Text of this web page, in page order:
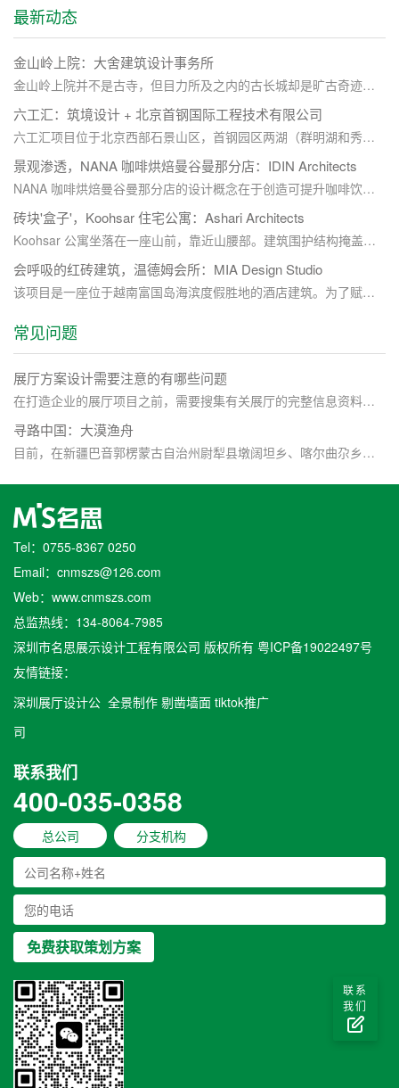
最新动态
金山岭上院：大舍建筑设计事务所
金山岭上院并不是古寺，但目力所及之内的古长城却是旷古奇迹。上院的出现为这一片山谷建立了新的时间点。一个轻盈、轻触地面的禅堂（阿兰若），纤细轻薄的结构拉开了新建物与古长城之间的时间距离，也再次因为人类的建造活动定位了这一片山谷的时间性。上院本身也试图从上层入口庭院至下部开敞禅堂通过氛围以及空间的开合建立一种内部的时间性。新的建造既要与古长城去时空对话，也要能契合这山谷的地形地貌和荒野气质。
六工汇：筑境设计 + 北京首钢国际工程技术有限公司
六工汇项目位于北京西部石景山区，首钢园区两湖（群明湖和秀池）片区中部，总建筑面积223753平方米。这里因服务2022年冬奥会而享誉海内外，谷爱凌和苏翊鸣就是在这里创造了历史，实现了中国在大跳台上的伟大突破。如今已步入后奥运时代，首钢的城市更新仍在继续，六工汇就是在这样的时空背景下诞生出来。今年6月18日，六工汇购物广场盛大开业。关联商办地块已经相继成功交付运营，标志着首钢的更新发展从“体育+”全面进入“城市+”的崭新阶段。
景观渗透，NANA 咖啡烘焙曼谷曼那分店：IDIN Architects
NANA 咖啡烘焙曼谷曼那分店的设计概念在于创造可提升咖啡饮用体验的空间，让咖啡成为人们的关注焦点。项目采用简化表达的建筑形式，通过将建筑空间与景观的和谐结合，营造出一种郁郁葱葱的环境氛围，继而将游客的注意力从熙熙攘攘的高速公路上引开并转移到咖啡上。
砖块'盒子'，Koohsar 住宅公寓：Ashari Architects
Koohsar 公寓坐落在一座山前，靠近山腰部。建筑围护结构掩盖了部分山景，为了在视觉上将建筑背后的山景与建筑立面融为一体，立面使用了砖材料与远处山脉的色调相得益彰。砖块图案模拟了从山底登顶的过程，吸引了游客对后方山景的兴趣，并呈现出无缝连接的前景建筑。
会呼吸的红砖建筑，温德姆会所：MIA Design Studio
该项目是一座位于越南富国岛海滨度假胜地的酒店建筑。为了赋予建筑以一种既现代、又传统的新视野，设计者选择以灯笼为主要概念。在夜间，温德姆会所这一“灯笼”将营造出温柔、细腻的光感，并成为度假村入口处的一大亮点。此外，项目主要选用的材料为红砖，以此表达了当地石匠工艺的细致和精确之美。
常见问题
展厅方案设计需要注意的有哪些问题
在打造企业的展厅项目之前，需要搜集有关展厅的完整信息资料的，要详细了解一下需要展示的内容是什么。然后对展厅的整体的设计要有一个定位，也就是要明确主题，所有展厅的设计一定都是围着主题去设计的。前期规划好了，做设计的时候就不会忘记，就不会显得很乱。
寻路中国：大漠渔舟
目前，在新疆巴音郭楞蒙古自治州尉犁县墩阔坦乡、喀尔曲尕乡等地，还有许多罗布人的后裔。他们逐步学会了农耕、养殖、缝纫、烹饪、加工、维修、电子商务技术等。
Tel：0755-8367 0250
Email：cnmszs@126.com
Web：www.cnmszs.com
总监热线：134-8064-7985
深圳市名思展示设计工程有限公司 版权所有 粤ICP备19022497号
友情链接：
深圳展厅设计公
司
全景制作 剔凿墙面 tiktok推广
联系我们
400-035-0358
总公司 分支机构
联系
我们